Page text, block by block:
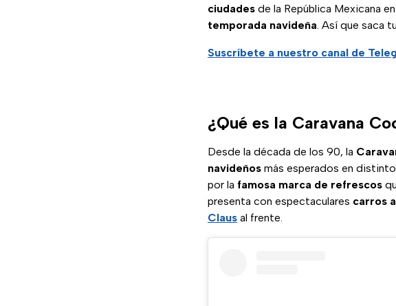
ciudades de la República Mexicana
temporada navideña. Así que saca tu
Suscríbete a nuestro canal de
¿Qué es la Caravana
Desde la década de los 90, la
navideños más esperados en
por la famosa marca de refrescos
presenta con espectaculares carros
Claus al frente.